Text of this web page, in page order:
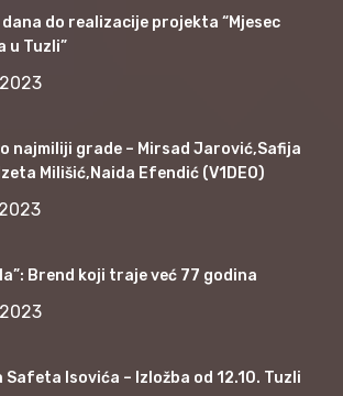
do realizacije projekta “Mjesec
u Tuzli”
najmiliji grade – Mirsad Jarović,Safija
Milišić,Naida Efendić (V1DEO)
Brend koji traje već 77 godina
Safeta Isovića – Izložba od 12.10. Tuzli